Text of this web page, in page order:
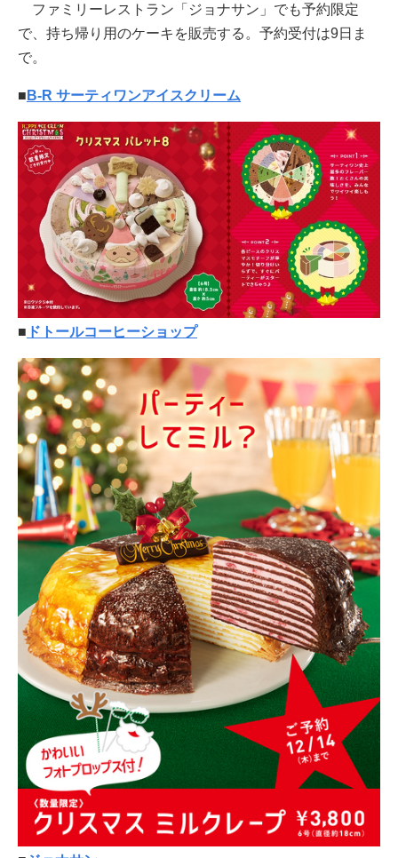
ファミリーレストラン「ジョナサン」でも予約限定
で、持ち帰り用のケーキを販売する。予約受付は9日ま
で。
■ B-R サーティワンアイスクリーム
■ ドトールコーヒーショップ